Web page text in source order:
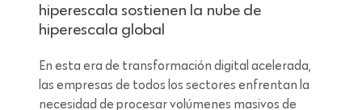
hiperescala sostienen la nube de
hiperescala global
En esta era de transformación digital acelerada,
las empresas de todos los sectores enfrentan la
necesidad de procesar volúmenes masivos de